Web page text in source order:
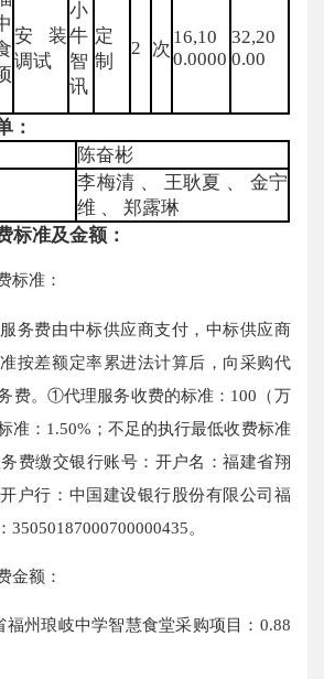
安装
调试
小
牛
智
讯
定
制
2 次
16,10
0.0000
32,20
0.00
：
陈奋彬
李梅清 、 王耿夏 、 金宁
维 、 郑露琳
标准及金额：
准：
费由中标供应商支付，中标供应商
按差额定率累进法计算后，向采购代
费。①代理服务收费的标准：100（万
准：1.50%；不足的执行最低收费标准
费缴交银行账号：开户名：福建省翔
户行：中国建设银行股份有限公司福
。
额：
州琅岐中学智慧食堂采购项目：0.88